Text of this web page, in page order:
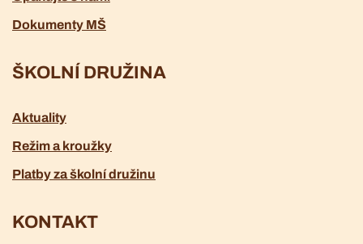
Dokumenty MŠ
ŠKOLNÍ DRUŽINA
Aktuality
Režim a kroužky
Platby za školní družinu
KONTAKT